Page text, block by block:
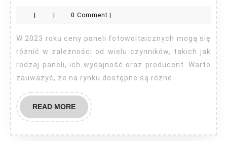
fotowoltaiczne?
| | 0 Comment |
W 2023 roku ceny paneli fotowoltaicznych mogą się
różnić w zależności od wielu czynników, takich jak
rodzaj paneli, ich wydajność oraz producent. Warto
zauważyć, że na rynku dostępne są różne
READ MOREREAD
MORE